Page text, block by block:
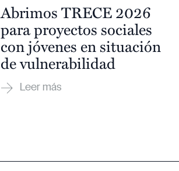
Abrimos TRECE 2026
para proyectos sociales
con jóvenes en situación
de vulnerabilidad